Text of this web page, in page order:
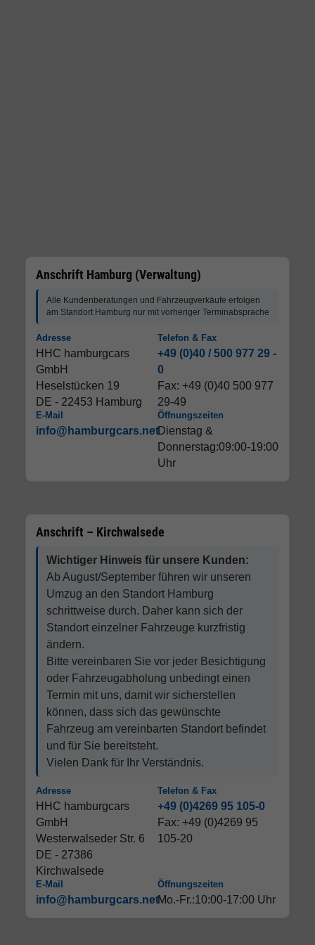
Anschrift Hamburg (Verwaltung)
Alle Kundenberatungen und Fahrzeugverkäufe erfolgen
am Standort Hamburg nur mit vorheriger Terminabsprache
Adresse
HHC hamburgcars
GmbH
Heselstücken 19
DE - 22453 Hamburg
Telefon & Fax
+49 (0)40 / 500 977 29 -
0
Fax: +49 (0)40 500 977
29-49
E-Mail
info@hamburgcars.net
Öffnungszeiten
Dienstag &
Donnerstag:09:00-19:00
Uhr
Anschrift – Kirchwalsede
Wichtiger Hinweis für unsere Kunden:
Ab August/September führen wir unseren
Umzug an den Standort Hamburg
schrittweise durch. Daher kann sich der
Standort einzelner Fahrzeuge kurzfristig
ändern.
Bitte vereinbaren Sie vor jeder Besichtigung
oder Fahrzeugabholung unbedingt einen
Termin mit uns, damit wir sicherstellen
können, dass sich das gewünschte
Fahrzeug am vereinbarten Standort befindet
und für Sie bereitsteht.
Vielen Dank für Ihr Verständnis.
Adresse
HHC hamburgcars
GmbH
Westerwalseder Str. 6
DE - 27386
Kirchwalsede
Telefon & Fax
+49 (0)4269 95 105-0
Fax: +49 (0)4269 95
105-20
E-Mail
info@hamburgcars.net
Öffnungszeiten
Mo.-Fr.:10:00-17:00 Uhr